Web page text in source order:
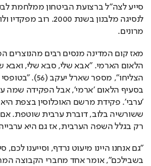
מרונים.
רק בגלל השפה הערבית, אז גם היא ערבייה".